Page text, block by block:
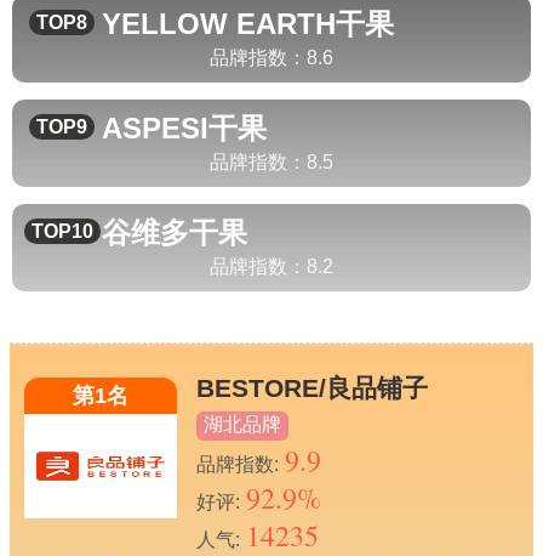
TOP8 YELLOW EARTH干果
品牌指数： 8.6
TOP9 ASPESI干果
品牌指数： 8.5
TOP10 谷维多干果
品牌指数： 8.2
第1名 BESTORE/良品铺子
湖北品牌
品牌指数: 9.9
好评: 92.9%
人气: 14235